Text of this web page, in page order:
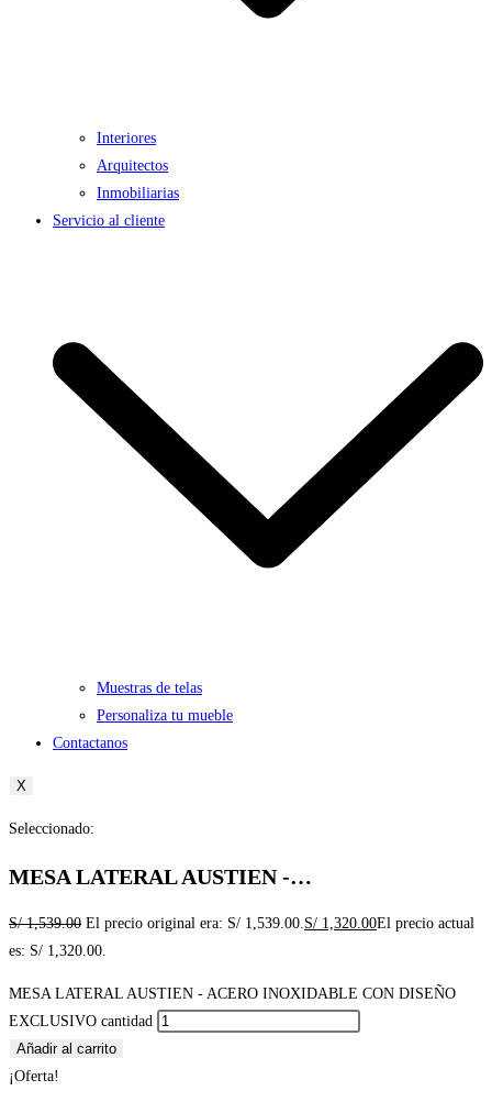
Interiores
Arquitectos
Inmobiliarias
Servicio al cliente
Muestras de telas
Personaliza tu mueble
Contactanos
X
Seleccionado:
MESA LATERAL AUSTIEN -…
S/1,539.00 El precio original era: S/ 1,539.00.S/ 1,320.00El precio actual
es: S/ 1,320.00.
MESA LATERAL AUSTIEN - ACERO INOXIDABLE CON DISEÑO
EXCLUSIVO cantidad
Añadir al carrito
¡Oferta!